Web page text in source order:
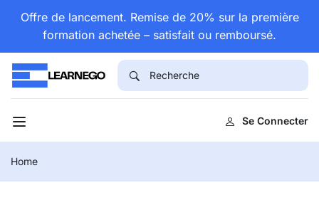
Offre de lancement. Remise de 20% sur la première
formation achetée – satisfait ou remboursé.
Se Connecter
Home